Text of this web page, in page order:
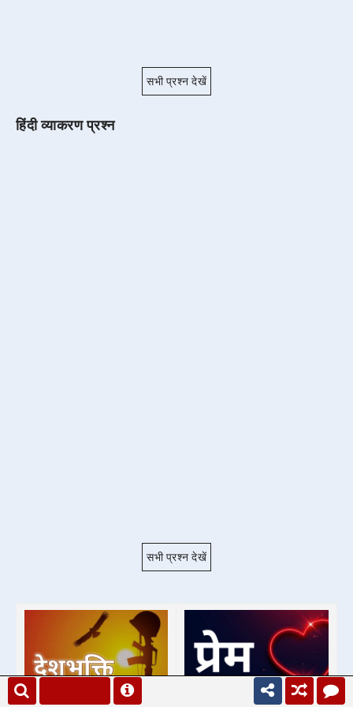
सभी प्रश्न देखें
हिंदी व्याकरण प्रश्न
सभी प्रश्न देखें